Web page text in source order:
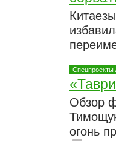
Спецпроекты
Обзор
огонь